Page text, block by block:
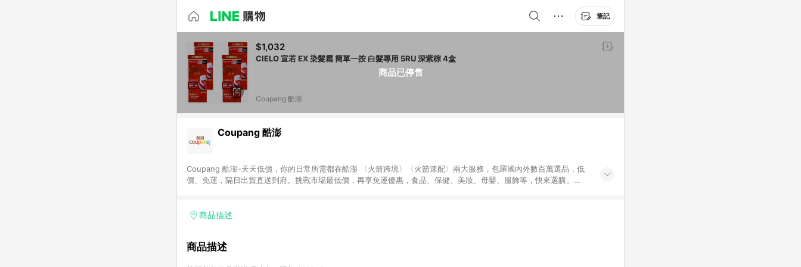
筆記
商品已停售
$1,032
CIELO 宣若 EX 染髮霜 簡單一按 白髮專用 5RU 深紫棕 4盒
Coupang 酷澎
Coupang 酷澎
Coupang 酷澎-天天低價，你的日常所需都在酷澎 〈火箭跨境〉〈火箭速配〉兩大服務，包羅國內外數百萬選品，低
價、免運，隔日出貨直送到府。挑戰市場最低價，再享免運優惠，食品、保健、美妝、母嬰、服飾等，快來選購。
商品描述
商品描述